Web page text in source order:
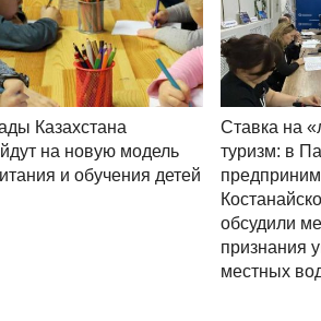
Казахстана
на новую модель
и обучения детей
Ставка на
туризм: в
обсудили
признания
местных